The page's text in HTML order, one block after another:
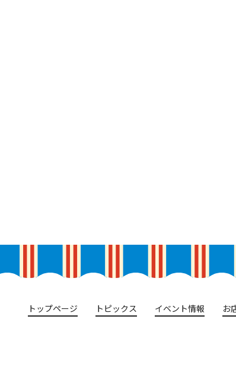
トップページ トピックス イベント情報 お